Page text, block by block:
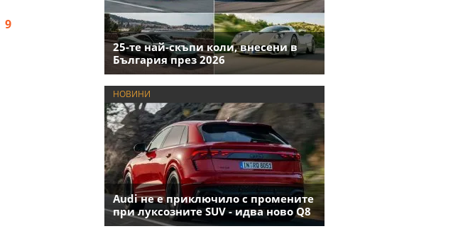
9
25-те най-скъпи коли, внесени в
България през 2026
НОВИНИ
Audi не е приключило с промените
при луксозните SUV - идва ново Q8